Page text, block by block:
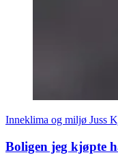
Inneklima og miljø Juss
Boligen jeg kjøpte